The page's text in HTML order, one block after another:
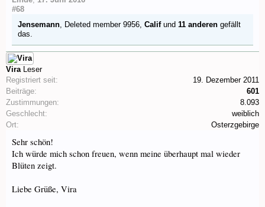
#68
Jensemann Deleted member 9956 Califund 11 anderen gefällt
das.
Vira Leser
Registriert seit:
19. Dezember 2011
Beiträge:
601
Zustimmungen:
8.093
Geschlecht:
weiblich
Ort:
Osterzgebirge
Sehr schön!
Ich würde mich schon freuen, wenn meine überhaupt mal wieder
Blüten zeigt.
Liebe Grüße, Vira